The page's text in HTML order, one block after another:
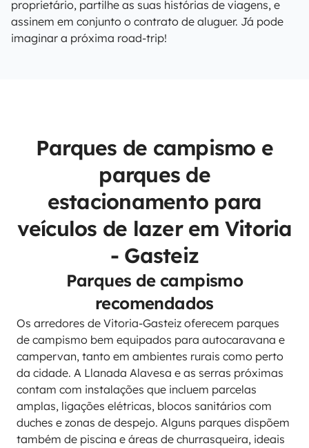
proprietário, partilhe as suas histórias de viagens, e
assinem em conjunto o contrato de aluguer. Já pode
imaginar a próxima road-trip!
Parques de campismo e
parques de
estacionamento para
veículos de lazer em Vitoria
- Gasteiz
Parques de campismo
recomendados
Os arredores de Vitoria-Gasteiz oferecem parques
de campismo bem equipados para autocaravana e
campervan, tanto em ambientes rurais como perto
da cidade. A Llanada Alavesa e as serras próximas
contam com instalações que incluem parcelas
amplas, ligações elétricas, blocos sanitários com
duches e zonas de despejo. Alguns parques dispõem
também de piscina e áreas de churrasqueira, ideais